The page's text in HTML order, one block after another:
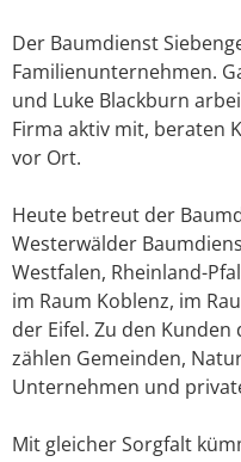
Der Baumdienst
Familienunternehmen.
und Luke Blackburn
Firma aktiv mit, beraten
vor Ort.
Heute betreut der
Westerwälder
Westfalen, Rheinland-
im Raum Koblenz, im
der Eifel. Zu den
zählen Gemeinden,
Unternehmen und
Mit gleicher Sorgfalt